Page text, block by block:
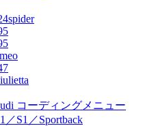
コーディングメニュー
／S1／Sportback